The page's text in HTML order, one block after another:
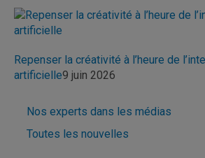
Repenser la créativité à l’heure de
artificielle9 juin 2026
Nos experts dans les médias
Toutes les nouvelles